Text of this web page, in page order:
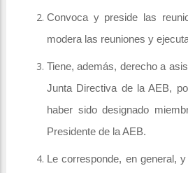
Convoca y preside las
modera las reuniones y
Tiene, además, derecho a
Junta Directiva de la AEB,
haber sido designado
Presidente de la AEB.
Le corresponde, en general,